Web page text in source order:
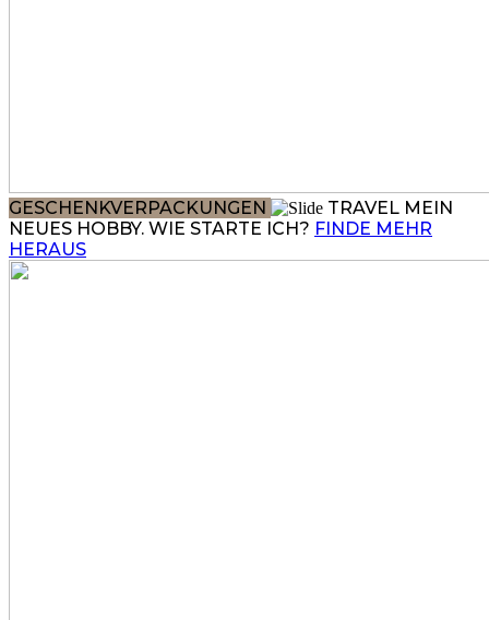
GESCHENKVERPACKUNGEN TRAVEL MEIN
NEUES HOBBY. WIE STARTE ICH? FINDE MEHR
HERAUS